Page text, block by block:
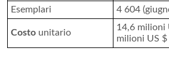
Esemplari
4 604
Costo unitario
14,6 milioni
milioni US